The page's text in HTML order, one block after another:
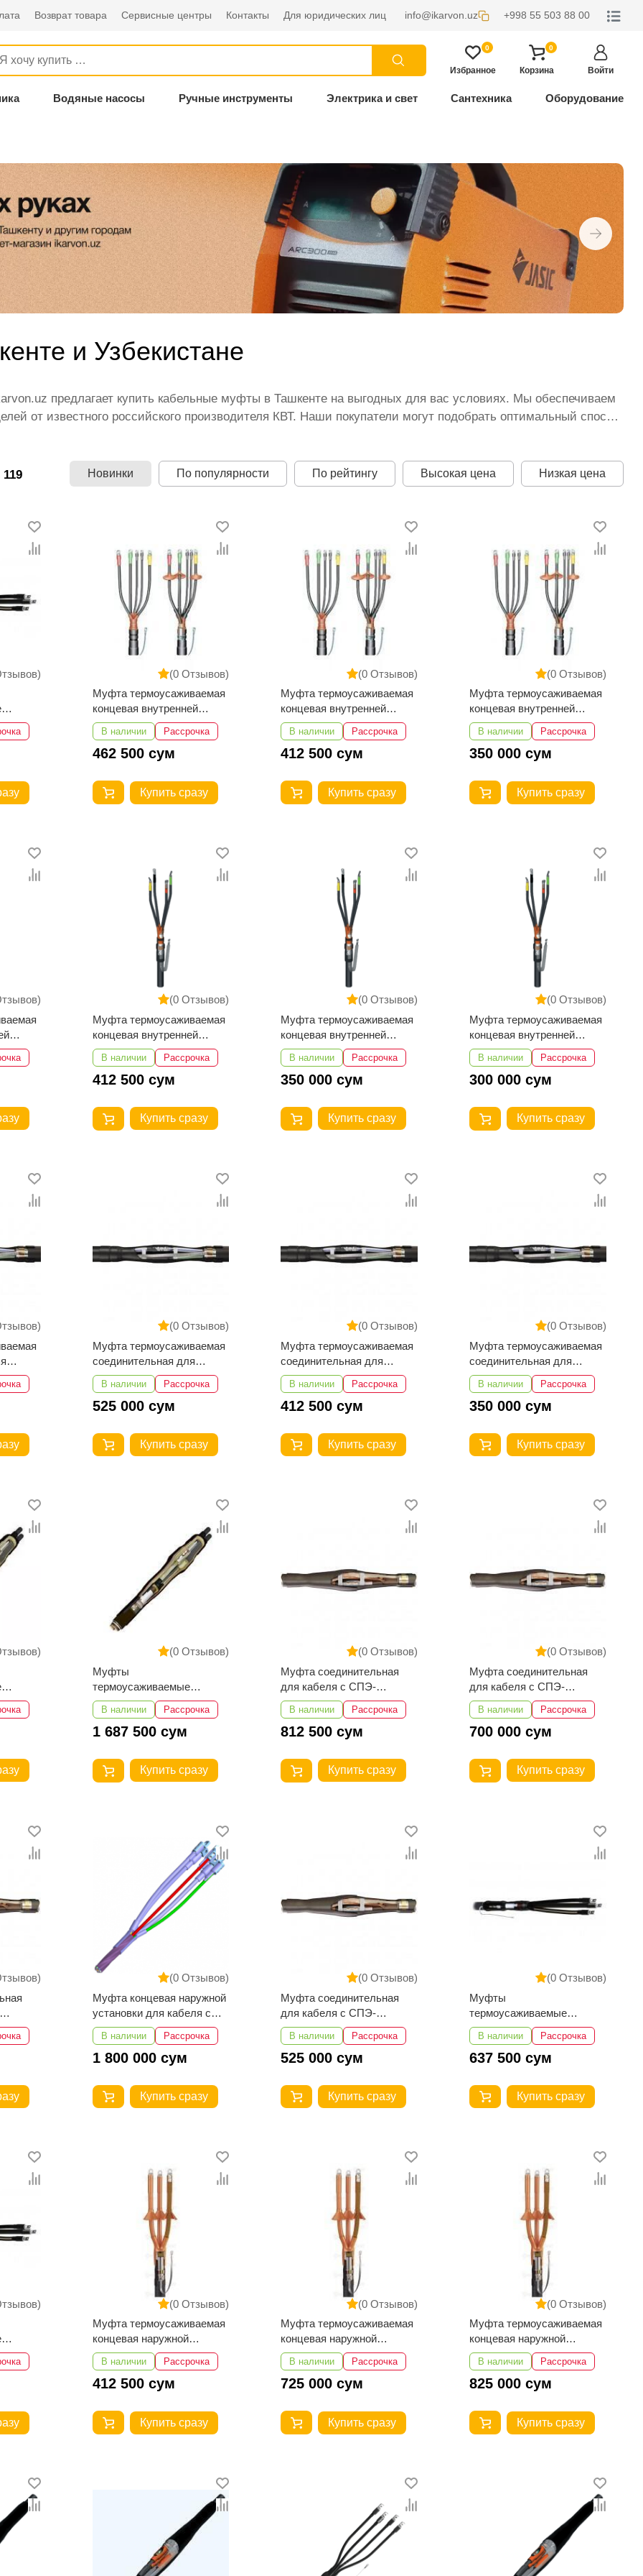
Возврат товара Сервисные центры Контакты Для юридических лиц info@ikarvon.uz +998 55 503 88 00
0
Избранное
0
Корзина Войти
Водяные насосы Ручные инструменты Электрика и свет Сантехника Оборудование
и Узбекистане
предлагает купить кабельные муфты в Ташкенте на выгодных для вас условиях. Мы обеспечиваем
от известного российского производителя КВТ. Наши покупатели могут подобрать оптимальный способ
для кабелей с доставкой. Компания предоставляет возможность снижать расценки за счет участия в
Новинки По популярности По рейтингу Высокая цена Низкая цена
(0 Отзывов)
Муфта термоусаживаемая
концевая внутренней
установки для кабеля с
пластмассовой изоляцией
5ПКВТпН-1-70….120 с
В наличии Рассрочка
462 500 сум
Купить сразу
(0 Отзывов)
Муфта термоусаживаемая
концевая внутренней
установки для кабеля с
пластмассовой изоляцией
5ПКВТпН-1-35...50 с
В наличии Рассрочка
412 500 сум
Купить сразу
(0 Отзывов)
Муфта термоусаживаемая
концевая внутренней
установки для кабеля с
пластмассовой изоляцией
5ПКВТпН-1-16...25 с
В наличии Рассрочка
350 000 сум
Купить сразу
с
с
(0 Отзывов)
Муфта термоусаживаемая
концевая внутренней
установки для кабеля с
пластмассовой изоляцией
4ПКВТпН-1-70...120 с
В наличии Рассрочка
412 500 сум
Купить сразу
(0 Отзывов)
Муфта термоусаживаемая
концевая внутренней
установки для кабеля с
пластмассовой изоляцией
4ПКВТпН-1-35...50 с
В наличии Рассрочка
350 000 сум
Купить сразу
(0 Отзывов)
Муфта термоусаживаемая
концевая внутренней
установки для кабеля с
пластмассовой изоляцией
4ПКВТпН-1-16...25
В наличии Рассрочка
300 000 сум
Купить сразу
с
(0 Отзывов)
Муфта термоусаживаемая
соединительная для
кабеля с пластмассовой
изоляцией 4ПСТ-Б-1-
70...120 (для кабелей с
В наличии Рассрочка
525 000 сум
Купить сразу
(0 Отзывов)
Муфта термоусаживаемая
соединительная для
кабеля с пластмассовой
изоляцией 4ПСТ-Б-1-
35...50 (для кабелей с
В наличии Рассрочка
412 500 сум
Купить сразу
(0 Отзывов)
Муфта термоусаживаемая
соединительная для
кабеля с пластмассовой
изоляцией 4ПСТ-Б-1-
16...25 (для кабелей с
В наличии Рассрочка
350 000 сум
Купить сразу
(0 Отзывов)
Муфты
термоусаживаемые
соединительные
переходные СПТп-10-
70...120
В наличии Рассрочка
1 687 500 сум
Купить сразу
(0 Отзывов)
Муфта соединительная
для кабеля с СПЭ-
изоляцией ПСт(с)-О-10-
300…400
В наличии Рассрочка
812 500 сум
Купить сразу
(0 Отзывов)
Муфта соединительная
для кабеля с СПЭ-
изоляцией ПСт(с)-О-10-
150...240
В наличии Рассрочка
700 000 сум
Купить сразу
10-
(0 Отзывов)
Муфта концевая наружной
установки для кабеля с
СПЭ-изоляцией ПКНт(н)-
О-10-300…400 (комплект
на 3 фазы)
В наличии Рассрочка
1 800 000 сум
Купить сразу
(0 Отзывов)
Муфта соединительная
для кабеля с СПЭ-
изоляцией ПСт(с)-О-10-
35…50
В наличии Рассрочка
525 000 сум
Купить сразу
(0 Отзывов)
Муфты
термоусаживаемые
концевые внутренней
установки 3КВТпН-10-
70...120 с наконечниками
В наличии Рассрочка
637 500 сум
Купить сразу
(0 Отзывов)
Муфта термоусаживаемая
концевая наружной
установки 3КНТпН-10-
35...50 с наконечниками
В наличии Рассрочка
412 500 сум
Купить сразу
(0 Отзывов)
Муфта термоусаживаемая
концевая наружной
установки 3КНТпН-10-
70...120 с наконечниками
В наличии Рассрочка
725 000 сум
Купить сразу
(0 Отзывов)
Муфта термоусаживаемая
концевая наружной
установки 3КНТпН-10-
150...240 с наконечниками
В наличии Рассрочка
825 000 сум
Купить сразу